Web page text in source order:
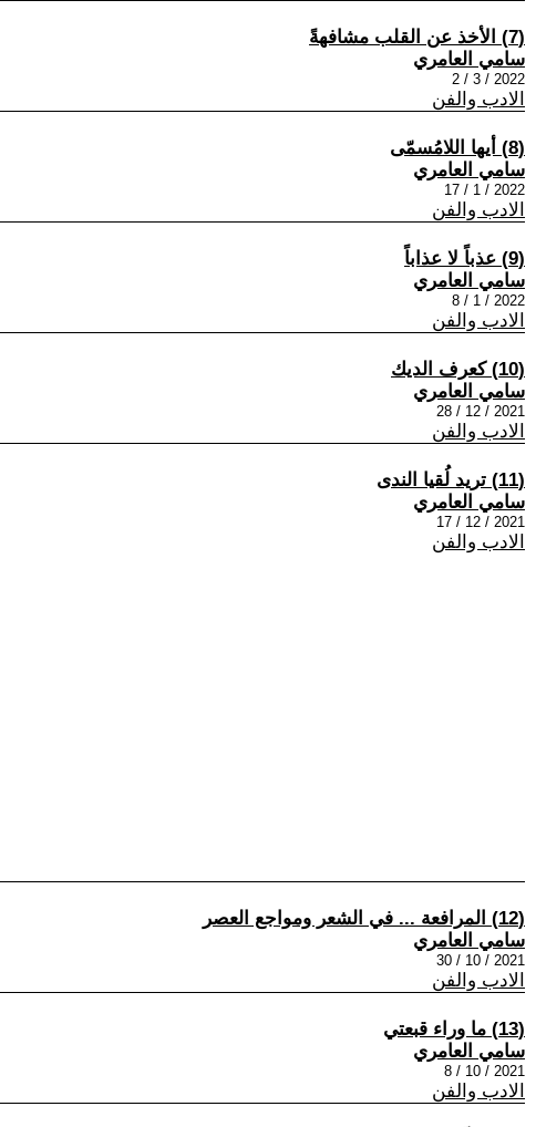
(7) الأخذ عن القلب مشافهةً
سامي العامري
2022 / 3 / 2
الادب والفن
(8) أيها اللامُسمّى
سامي العامري
2022 / 1 / 17
الادب والفن
(9) عذباً لا عذاباً
سامي العامري
2022 / 1 / 8
الادب والفن
(10) كعرف الديك
سامي العامري
2021 / 12 / 28
الادب والفن
(11) تريد لُقيا الندى
سامي العامري
2021 / 12 / 17
الادب والفن
(12) المرافعة ... في الشعر ومواجع العصر
سامي العامري
2021 / 10 / 30
الادب والفن
(13) ما وراء قبعتي
سامي العامري
2021 / 10 / 8
الادب والفن